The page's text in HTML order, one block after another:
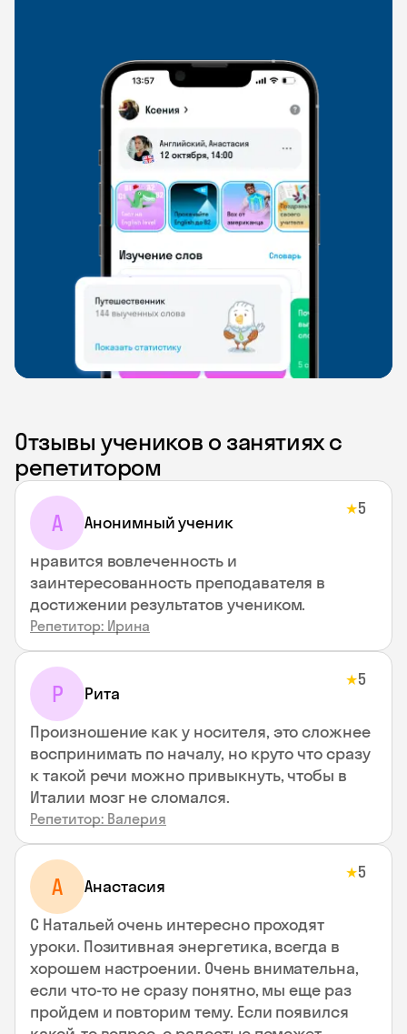
Отзывы учеников о занятиях с
репетитором
А Анонимный ученик
★5
нравится вовлеченность и
заинтересованность преподавателя в
достижении результатов учеником.
Репетитор: Ирина
Р Рита
★5
Произношение как у носителя, это сложнее
воспринимать по началу, но круто что сразу
к такой речи можно привыкнуть, чтобы в
Италии мозг не сломался.
Репетитор: Валерия
А Анастасия
★5
С Натальей очень интересно проходят
уроки. Позитивная энергетика, всегда в
хорошем настроении. Очень внимательна,
если что-то не сразу понятно, мы еще раз
пройдем и повторим тему. Если появился